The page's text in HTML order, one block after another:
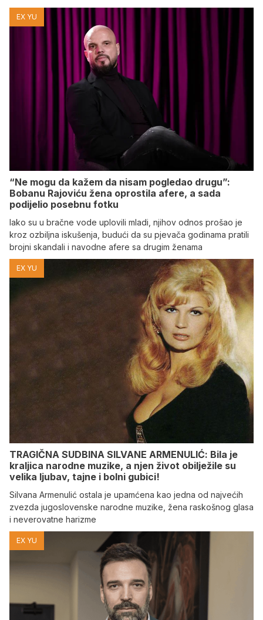
EX YU
“Ne mogu da kažem da nisam pogledao drugu”:
Bobanu Rajoviću žena oprostila afere, a sada
podijelio posebnu fotku
Iako su u bračne vode uplovili mladi, njihov odnos prošao je
kroz ozbiljna iskušenja, budući da su pjevača godinama pratili
brojni skandali i navodne afere sa drugim ženama
EX YU
TRAGIČNA SUDBINA SILVANE ARMENULIĆ: Bila je
kraljica narodne muzike, a njen život obilježile su
velika ljubav, tajne i bolni gubici!
Silvana Armenulić ostala je upamćena kao jedna od najvećih
zvezda jugoslovenske narodne muzike, žena raskošnog glasa
i neverovatne harizme
EX YU